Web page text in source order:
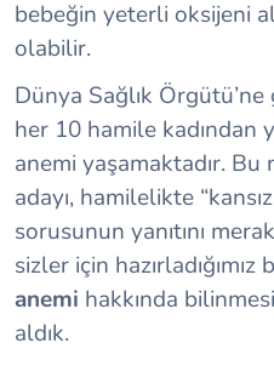
bebeğin yeterli oksijeni
olabilir.
Dünya Sağlık
her 10 hamile kadından
anemi yaşamaktadır.
adayı, hamilelikte
sorusunun yanıtını
sizler için hazırladığımız
anemi hakkında
aldık.